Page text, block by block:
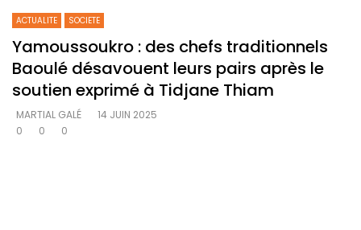
ACTUALITE SOCIETE
Yamoussoukro : des chefs traditionnels
Baoulé désavouent leurs pairs après le
soutien exprimé à Tidjane Thiam
MARTIAL GALÉ
14 JUIN 2025
0
0 0